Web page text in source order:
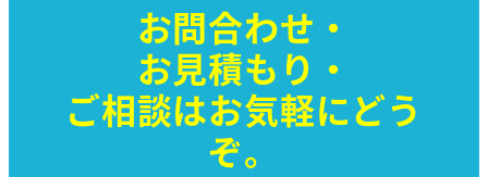
お問合わせ・
お見積もり・
ご相談はお気軽にどう
ぞ。